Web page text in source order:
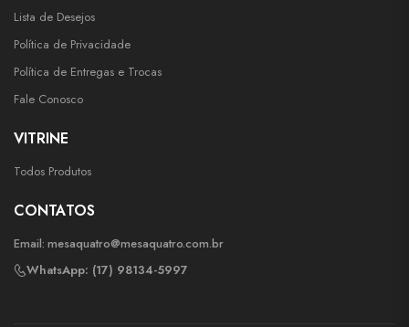
Lista de Desejos
Política de Privacidade
Política de Entregas e Trocas
Fale Conosco
VITRINE
Todos Produtos
CONTATOS
Email: mesaquatro@mesaquatro.com.br
WhatsApp: (17) 98134-5997